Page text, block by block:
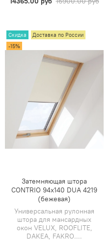
Скидка
Доставка по России
-15%
Затемняющая штора
CONTRIO 94х140 DUA 4219
(бежевая)
Универсальная рулонная
штора для мансардных
окон VELUX, ROOFLITE,
DAKEA, FAKRO....